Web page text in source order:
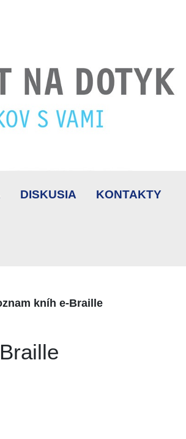
DISKUSIA KONTAKTY
kníh e-Braille